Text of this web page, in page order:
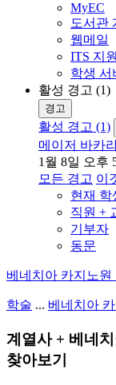
MyEC
도서관
웹메일
ITS 지원
학생 서
활성 경고 (1)
경고
활성 경고 (1)
메이저 바카
1월 8일 오후
모든 경고 이
현재 학
직원 +
기부자
동문
베네치아 카지노원
학술 ... 베네치아
계열사 + 베네
찾아보기